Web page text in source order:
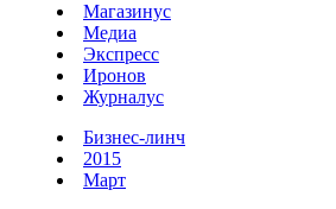
Магазинус
Медиа
Экспресс
Иронов
Журналус
Бизнес-линч
2015
Март